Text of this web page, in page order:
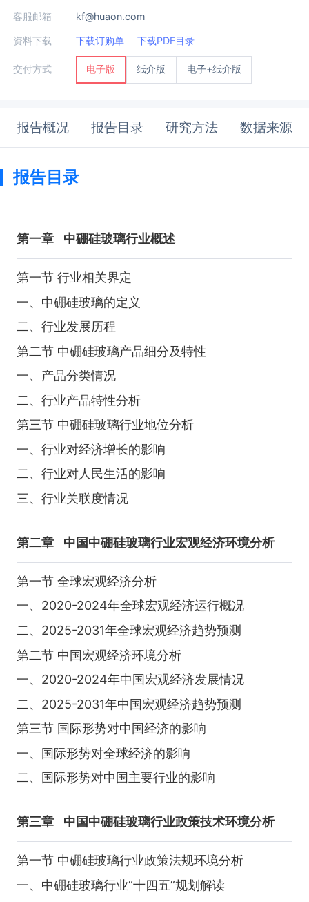
客服邮箱 kf@huaon.com
资料下载 下载订购单 下载PDF目录
交付方式 电子版 纸介版 电子+纸介版
报告概况 报告目录 研究方法 数据来源
报告目录
第一章 中硼硅玻璃行业概述
第一节 行业相关界定
一、中硼硅玻璃的定义
二、行业发展历程
第二节 中硼硅玻璃产品细分及特性
一、产品分类情况
二、行业产品特性分析
第三节 中硼硅玻璃行业地位分析
一、行业对经济增长的影响
二、行业对人民生活的影响
三、行业关联度情况
第二章 中国中硼硅玻璃行业宏观经济环境分析
第一节 全球宏观经济分析
一、2020-2024年全球宏观经济运行概况
二、2025-2031年全球宏观经济趋势预测
第二节 中国宏观经济环境分析
一、2020-2024年中国宏观经济发展情况
二、2025-2031年中国宏观经济趋势预测
第三节 国际形势对中国经济的影响
一、国际形势对全球经济的影响
二、国际形势对中国主要行业的影响
第三章 中国中硼硅玻璃行业政策技术环境分析
第一节 中硼硅玻璃行业政策法规环境分析
一、中硼硅玻璃行业“十四五”规划解读